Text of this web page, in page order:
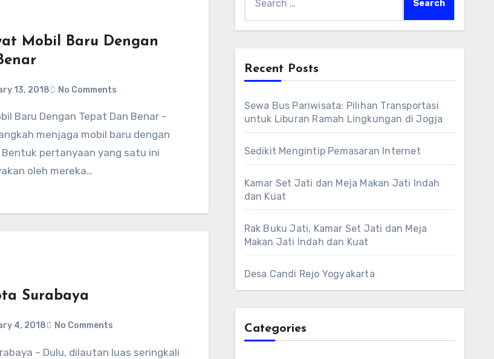
Mobil Baru Dengan
13, 2018 No Comments
menjaga mobil baru dengan
pertanyaan yang satu ini
oleh mereka…
Surabaya
4, 2018 No Comments
for:
Recent Posts
Sewa Bus Pariwisata: Pilihan Transportasi
untuk Liburan Ramah Lingkungan di Jogja
Sedikit Mengintip Pemasaran Internet
Kamar Set Jati dan Meja Makan Jati Indah
dan Kuat
Rak Buku Jati, Kamar Set Jati dan Meja
Makan Jati Indah dan Kuat
Desa Candi Rejo Yogyakarta
Categories